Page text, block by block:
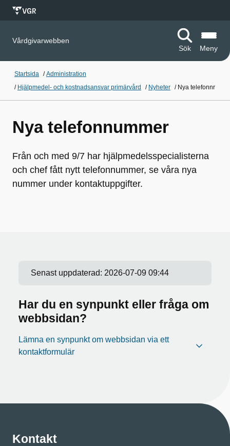
Vårdgivarwebben
Sök
Meny
Startsida /Administration
/ Hjälpmedel- och kostnadsansvar primärvård / Nyheter / Nya telefonnr
Nya telefonnummer
Från och med 9/7 har hjälpmedelsspecialisterna
och chef fått nytt telefonnummer, se våra nya
nummer under kontaktuppgifter.
Senast uppdaterad: 2026-07-09 09:44
Har du en synpunkt eller fråga om
webbsidan?
Lämna en synpunkt om webbsidan via ett
kontaktformulär
Kontakt